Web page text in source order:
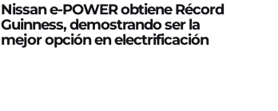
Nissan e‑POWER obtiene Récord
Guinness, demostrando ser la
mejor opción en electrificación